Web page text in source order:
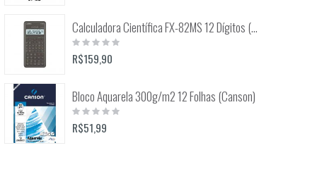
Calculadora Científica FX-82MS 12 Dígitos (Casio)
Rating:
0%
R$159,90
Bloco Aquarela 300g/m2 12 Folhas (Canson)
Rating:
0%
R$51,99